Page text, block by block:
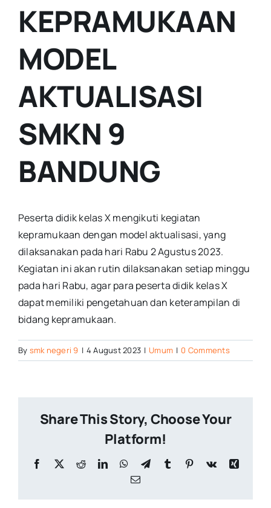
KEPRAMUKAAN
MODEL
AKTUALISASI
SMKN 9
BANDUNG
Peserta didik kelas X mengikuti kegiatan
kepramukaan dengan model aktualisasi, yang
dilaksanakan pada hari Rabu 2 Agustus 2023.
Kegiatan ini akan rutin dilaksanakan setiap minggu
pada hari Rabu, agar para peserta didik kelas X
dapat memiliki pengetahuan dan keterampilan di
bidang kepramukaan.
By smk negeri 9 | 4 August 2023 | Umum | 0 Comments
Share This Story, Choose Your
Platform!
Facebook
X RedditLinkedInWhatsApp
TelegramTumblr Pinterest
Vk
Xing
Email